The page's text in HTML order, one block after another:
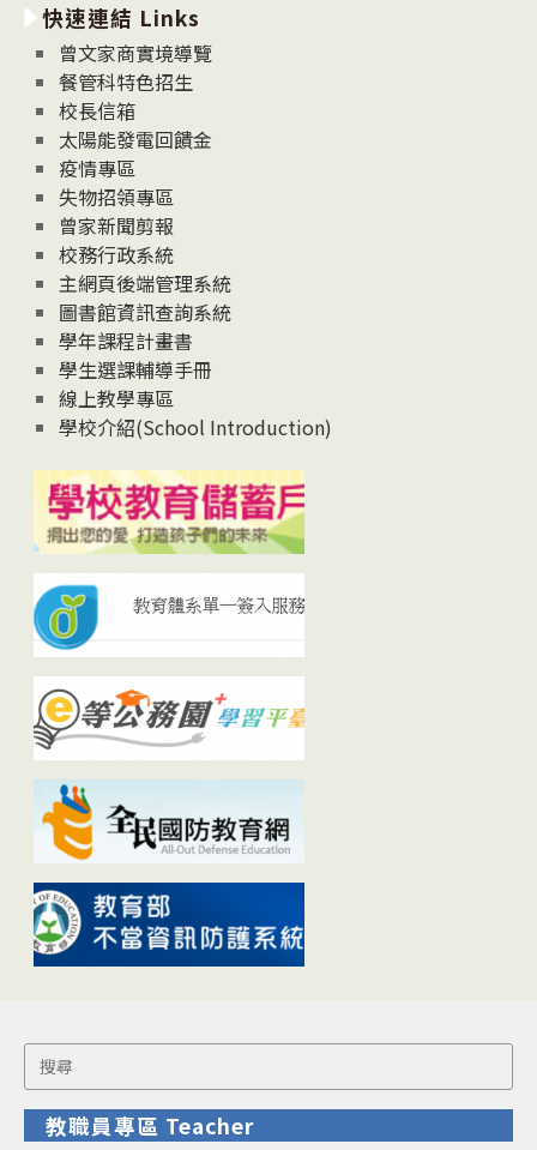
消
息
News
快速連結 Links
曾文家商實境導覽
餐管科特色招生
校長信箱
太陽能發電回饋金
疫情專區
失物招領專區
曾家新聞剪報
校務行政系統
主網頁後端管理系統
圖書館資訊查詢系統
學年課程計畫書
學生選課輔導手冊
線上教學專區
學校介紹(School Introduction)
Search
for:
教職員專區 Teacher